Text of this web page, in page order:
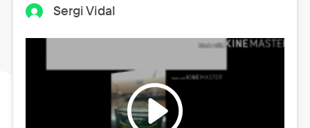
Sergi Vidal